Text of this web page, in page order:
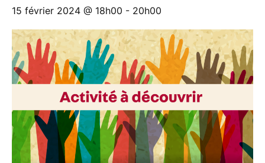
15 février 2024 @ 18h00 - 20h00